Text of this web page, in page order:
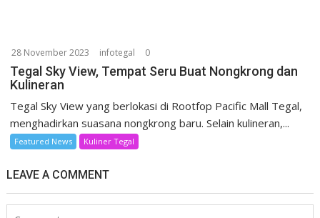
28 November 2023 infotegal 0
Tegal Sky View, Tempat Seru Buat Nongkrong dan
Kulineran
Tegal Sky View yang berlokasi di Rootfop Pacific Mall Tegal,
menghadirkan suasana nongkrong baru. Selain kulineran,...
Featured News Kuliner Tegal
LEAVE A COMMENT